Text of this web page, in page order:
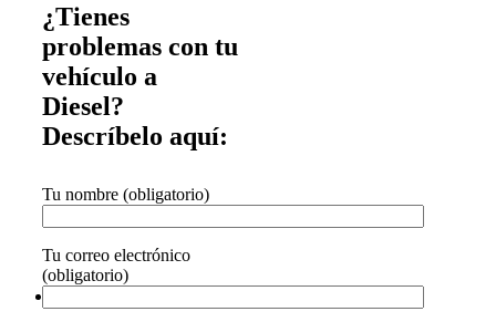
¿Tienes
problemas con tu
vehículo a
Diesel?
Descríbelo aquí:
Tu nombre (obligatorio)
Tu correo electrónico
(obligatorio)